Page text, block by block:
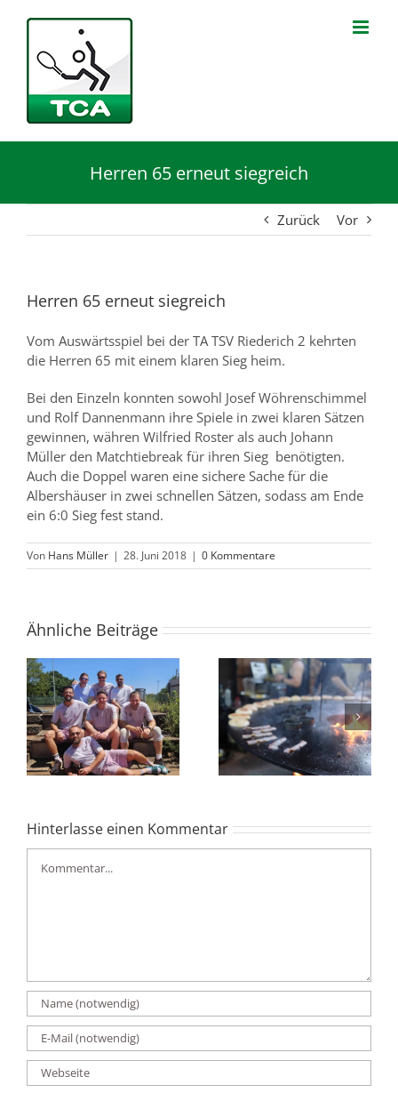
springen
Herren 65 erneut siegreich
Zurück Vor
Herren 65 erneut siegreich
Vom Auswärtsspiel bei der TA TSV Riederich 2 kehrten
die Herren 65 mit einem klaren Sieg heim.
Bei den Einzeln konnten sowohl Josef Wöhrenschimmel
und Rolf Dannenmann ihre Spiele in zwei klaren Sätzen
gewinnen, währen Wilfried Roster als auch Johann
Müller den Matchtiebreak für ihren Sieg benötigten.
Auch die Doppel waren eine sichere Sache für die
Albershäuser in zwei schnellen Sätzen, sodass am Ende
ein 6:0 Sieg fest stand.
Von Hans Müller | 28. Juni 2018 | 0 Kommentare
Ähnliche Beiträge
Burger-Abend
begeistert Gäste im
Tennisclub
Albershausen
U12 // starke Leistung
und verdienter Sieg
Hinterlasse einen Kommentar